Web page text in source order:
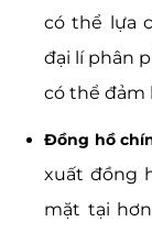
có thể lựa
đại lí phân
có thể đảm
Đồng hồ
xuất đồng
mặt tại